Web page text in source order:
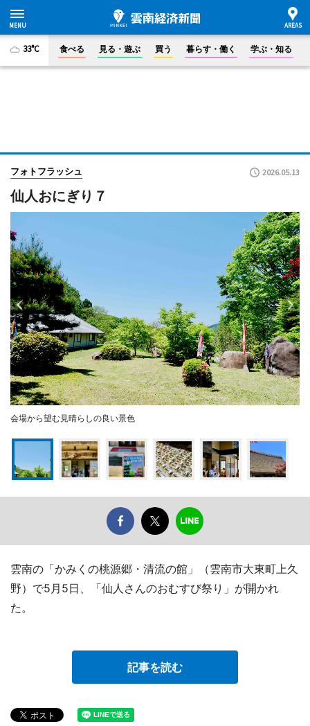
33°C 食べる 見る・遊ぶ 買う 暮らす・働く 学ぶ・知る
フォトフラッシュ 2026.05.13
仙人おにぎり７
会場から望む見晴らしの良い景色
雲南の「かみくの桃源郷・清流の館」（雲南市大東町上久
野）で5月5日、「仙人さんのおむすび祭り」が開かれ
た。
記事を読む